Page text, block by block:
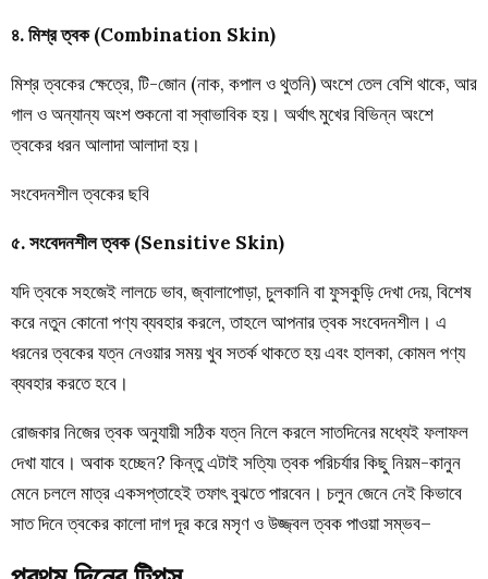
৪. মিশ্র ত্বক (Combination Skin)
মিশ্র ত্বকের ক্ষেত্রে, টি-জোন (নাক, কপাল ও থুতনি) অংশে তেল বেশি থাকে, আর
গাল ও অন্যান্য অংশ শুকনো বা স্বাভাবিক হয়। অর্থাৎ মুখের বিভিন্ন অংশে
ত্বকের ধরন আলাদা আলাদা হয়।
সংবেদনশীল ত্বকের ছবি
৫. সংবেদনশীল ত্বক (Sensitive Skin)
যদি ত্বকে সহজেই লালচে ভাব, জ্বালাপোড়া, চুলকানি বা ফুসকুড়ি দেখা দেয়, বিশেষ
করে নতুন কোনো পণ্য ব্যবহার করলে, তাহলে আপনার ত্বক সংবেদনশীল। এ
ধরনের ত্বকের যত্ন নেওয়ার সময় খুব সতর্ক থাকতে হয় এবং হালকা, কোমল পণ্য
ব্যবহার করতে হবে।
রোজকার নিজের ত্বক অনুযায়ী সঠিক যত্ন নিলে করলে সাতদিনের মধ্যেই ফলাফল
দেখা যাবে। অবাক হচ্ছেন? কিন্তু এটাই সত্যি৷ ত্বক পরিচর্যার কিছু নিয়ম-কানুন
মেনে চললে মাত্র একসপ্তাহেই তফাৎ বুঝতে পারবেন। চলুন জেনে নেই কিভাবে
সাত দিনে ত্বকের কালো দাগ দূর করে মসৃণ ও উজ্জ্বল ত্বক পাওয়া সম্ভব–